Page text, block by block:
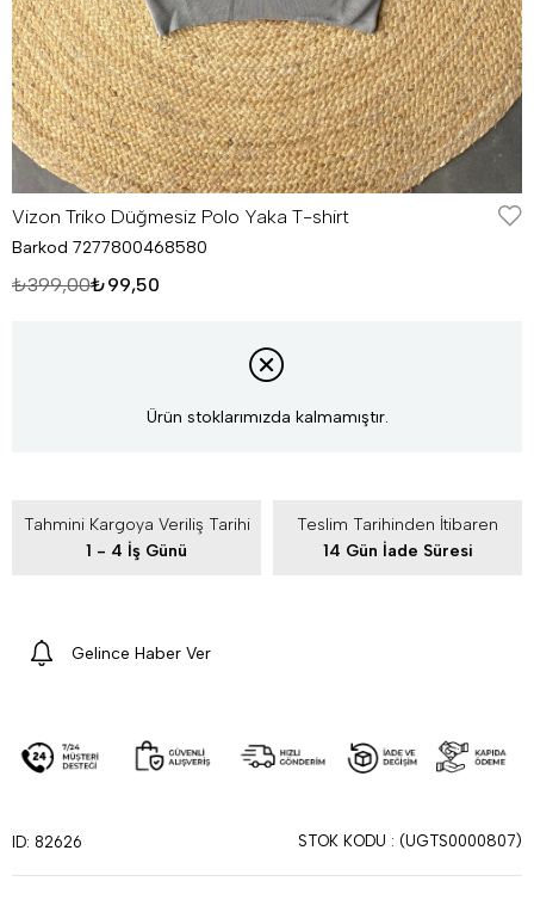
Vizon Triko Düğmesiz Polo Yaka T-shirt
Barkod 7277800468580
₺399,00₺99,50
Ürün stoklarımızda kalmamıştır.
Tahmini Kargoya Veriliş Tarihi
1 - 4 İş Günü
Teslim Tarihinden İtibaren
14 Gün İade Süresi
Gelince Haber Ver
ID: 82626 STOK KODU (UGTS0000807)